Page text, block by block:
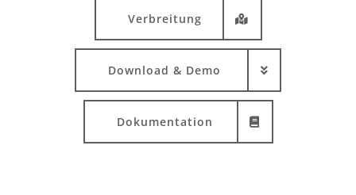
Verbreitung
Download & Demo
Dokumentation